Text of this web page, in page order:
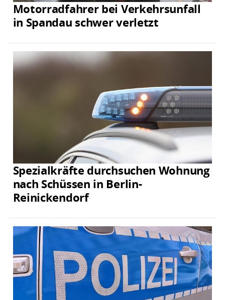
Motorradfahrer bei Verkehrsunfall
in Spandau schwer verletzt
Spezialkräfte durchsuchen Wohnung
nach Schüssen in Berlin-
Reinickendorf